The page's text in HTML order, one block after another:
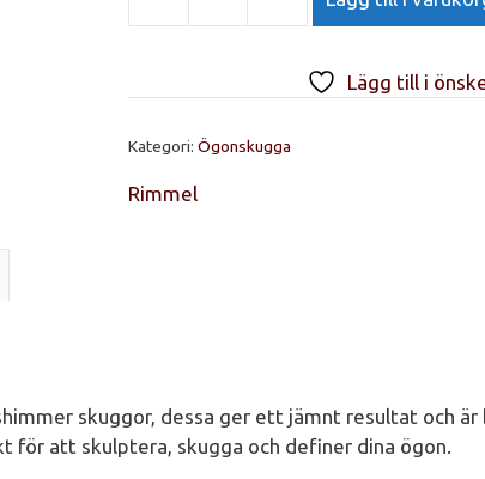
Eyeshadow
003
mängd
Lägg till i
Kategori: Ögonskugga
Rimmel
skuggor, dessa ger ett jämnt resultat och är
för att skulptera, skugga och definer dina ögon.